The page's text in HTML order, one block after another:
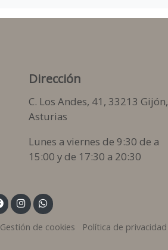
Dirección
C. Los Andes, 41, 33213 Gijón,
Asturias
Lunes a viernes de 9:30 de a
15:00 y de 17:30 a 20:30
Gestión de cookies Política de privacidad